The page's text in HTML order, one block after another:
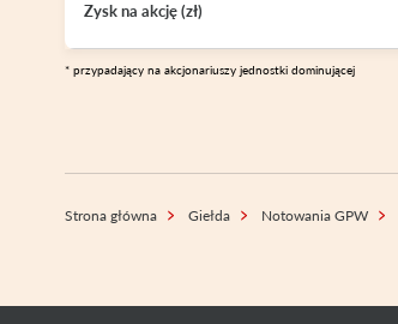
Zysk na akcję (zł)
* przypadający na akcjonariuszy jednostki dominującej
Strona główna Giełda Notowania GPW